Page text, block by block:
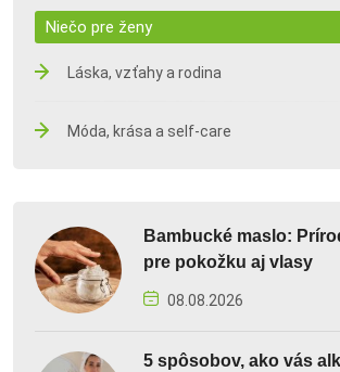
Niečo pre ženy
Láska, vzťahy a rodina
Móda, krása a self-care
Bambucké maslo:
pre pokožku aj vlasy
08.08.2026
5 spôsobov, ako vás